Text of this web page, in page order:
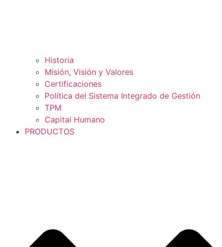
Historia
Misión, Visión y Valores
Certificaciones
Política del Sistema Integrado de Gestión
TPM
Capital Humano
PRODUCTOS